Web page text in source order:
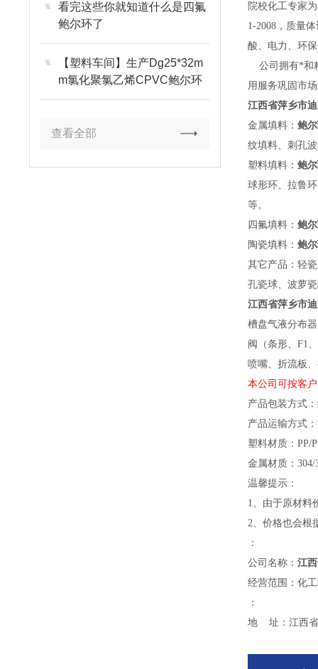
看完这些你就知道什么是四氟
鲍尔环了
【塑料车间】生产Dg25*32m
m氯化聚氯乙烯CPVC鲍尔环
查看全部
院校化工专家
1-2008，质量
酸、电力、环
公司拥有*和
用服务巩固市
江西省萍乡市
金属填料：鲍
纹填料、刺孔
塑料填料：鲍
球形环、拉鲁
等。
四氟填料：鲍
陶瓷填料：鲍
其它产品：轻
孔瓷球、波萝
江西省萍乡市
槽盘气液分布
阀（条形、F1
喷嘴、折流板
本公司可按客
产品包装方式
产品运输方式
塑料材质：PP/
金属材质：
温馨提示：
1、由于原材料
2、价格也会根
：
公司名称：江
经营范围：化
：
地 址：江西省